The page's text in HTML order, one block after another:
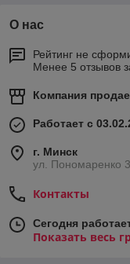
О нас
Рейтинг не
Менее 5 отзывов
Компания
Работает с
г. Минск
ул. Пономаренко
Контакты
Сегодня
Показать весь